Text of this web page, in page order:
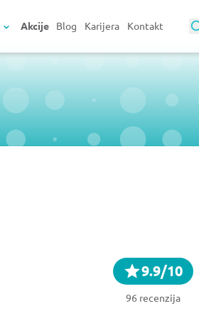
Akcije Blog Karijera Kontakt
9.9/10
96 recenzija